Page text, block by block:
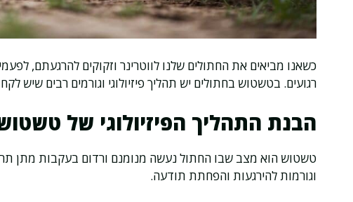
כשאנו מביאים את החתולים שלנו לווטרינר וזקוקים להרגעתם,
רגועים. בטשטוש בחתולים יש תהליך פיזיולוגי וגורמים רבים שיש
הבנת התהליך הפיזיולוגי של
טשטוש הוא מצב שבו החתול נעשה מנומנם ורדום בעקבות מתן
וגורמות להירגעות והפחתת תודעה.